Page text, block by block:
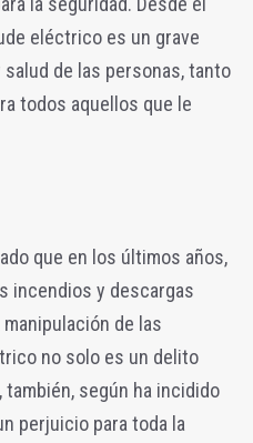
eléctrico es un grave
de las personas, tanto
todos aquellos que le
que en los últimos años,
incendios y descargas
de las
no solo es un delito
según ha incidido
perjuicio para toda la